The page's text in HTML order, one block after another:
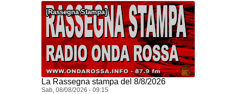
La Rassegna stampa del 8/8/2026
Sab, 08/08/2026 - 09:15
Rassegna Stampa